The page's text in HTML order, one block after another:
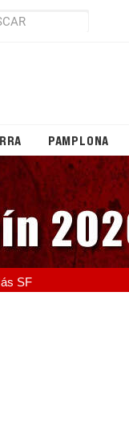
PAMPLONA
SF